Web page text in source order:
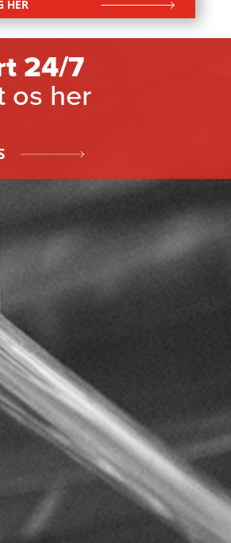
HER
24/7
os her